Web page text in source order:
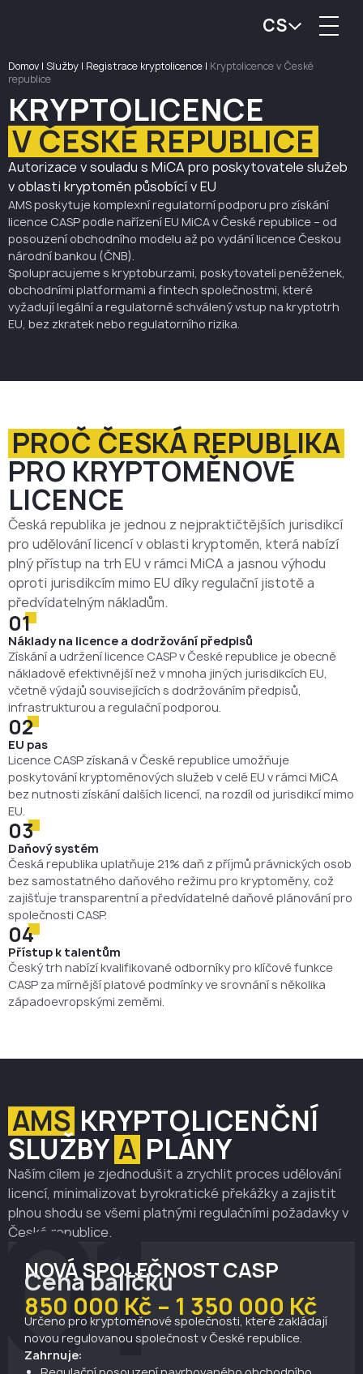
CS
Domov | Služby | Registrace kryptolicence | Kryptolicence v České
republice
KRYPTOLICENCE
V ČESKÉ REPUBLICE
Autorizace v souladu s MiCA pro poskytovatele služeb
v oblasti kryptoměn působící v EU
AMS poskytuje komplexní regulatorní podporu pro získání
licence CASP podle nařízení EU MiCA v České republice – od
posouzení obchodního modelu až po vydání licence Českou
národní bankou (ČNB).
Spolupracujeme s kryptoburzami, poskytovateli peněženek,
obchodními platformami a fintech společnostmi, které
vyžadují legální a regulatorně schválený vstup na kryptotrh
EU, bez zkratek nebo regulatorního rizika.
PROČ ČESKÁ REPUBLIKA
PRO KRYPTOMĚNOVÉ
LICENCE
Česká republika je jednou z nejpraktičtějších jurisdikcí
pro udělování licencí v oblasti kryptoměn, která nabízí
plný přístup na trh EU v rámci MiCA a jasnou výhodu
oproti jurisdikcím mimo EU díky regulační jistotě a
předvídatelným nákladům.
01
Náklady na licence a dodržování předpisů
Získání a udržení licence CASP v České republice je obecně
nákladově efektivnější než v mnoha jiných jurisdikcích EU,
včetně výdajů souvisejících s dodržováním předpisů,
infrastrukturou a regulační podporou.
02
EU pas
Licence CASP získaná v České republice umožňuje
poskytování kryptoměnových služeb v celé EU v rámci MiCA
bez nutnosti získání dalších licencí, na rozdíl od jurisdikcí mimo
EU.
03
Daňový systém
Česká republika uplatňuje 21% daň z příjmů právnických osob
bez samostatného daňového režimu pro kryptoměny, což
zajišťuje transparentní a předvídatelné daňové plánování pro
společnosti CASP.
04
Přístup k talentům
Český trh nabízí kvalifikované odborníky pro klíčové funkce
CASP za mírnější platové podmínky ve srovnání s několika
západoevropskými zeměmi.
AMS KRYPTOLICENČNÍ
SLUŽBY A PLÁNY
Naším cílem je zjednodušit a zrychlit proces udělování
licencí, minimalizovat byrokratické překážky a zajistit
plnou shodu se všemi platnými regulačními požadavky v
České republice.
NOVÁ SPOLEČNOST CASP
Cena balíčku
850 000 Kč – 1 350 000 Kč
Určeno pro kryptoměnové společnosti, které zakládají
novou regulovanou společnost v České republice.
Zahrnuje: